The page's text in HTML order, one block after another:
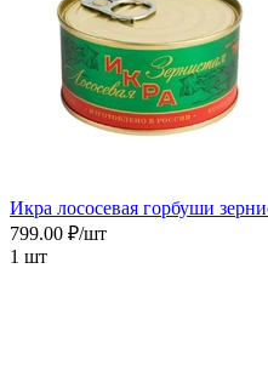
Икра лососевая горбуши
799.00 ₽/шт
1 шт